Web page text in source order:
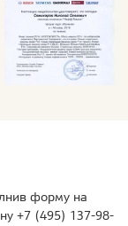
форму на
+7 (495) 137-98-